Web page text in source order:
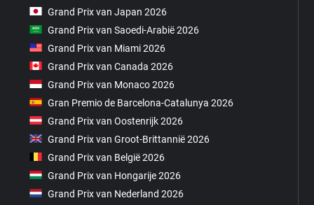
Grand Prix van Japan 2026
Grand Prix van Saoedi-Arabië 2026
Grand Prix van Miami 2026
Grand Prix van Canada 2026
Grand Prix van Monaco 2026
Gran Premio de Barcelona-Catalunya 2026
Grand Prix van Oostenrijk 2026
Grand Prix van Groot-Brittannië 2026
Grand Prix van België 2026
Grand Prix van Hongarije 2026
Grand Prix van Nederland 2026